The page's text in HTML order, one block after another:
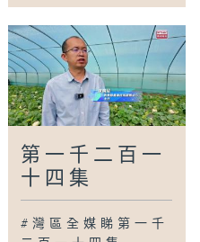
第一千二百一
十四集
#灣區全媒睇第一千